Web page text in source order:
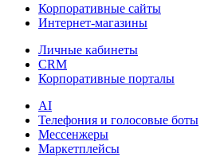
Корпоративные сайты
Интернет-магазины
Личные кабинеты
CRM
Корпоративные порталы
AI
Телефония и голосовые боты
Мессенжеры
Маркетплейсы